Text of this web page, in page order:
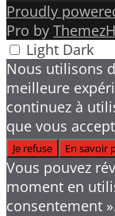
Proudly
Pro by
Light Dark
Nous utilisons
meilleure
continuez à
que vous
Je refuse
En savoir
Vous pouvez
moment en
consentement